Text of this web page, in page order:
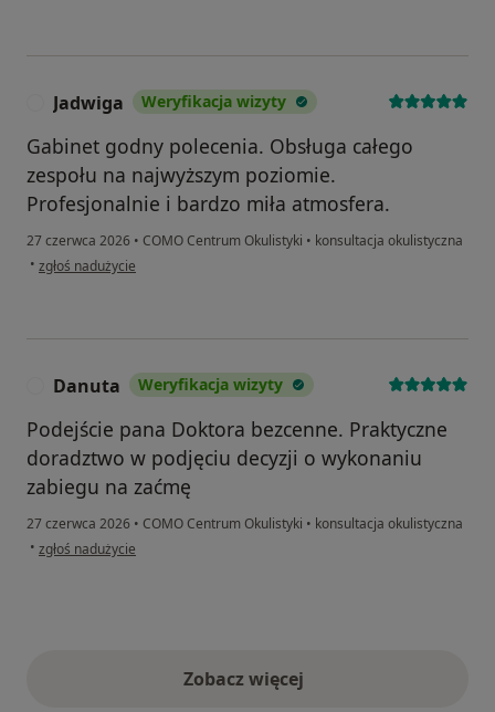
Jadwiga Weryfikacja wizyty
Gabinet godny polecenia. Obsługa całego
zespołu na najwyższym poziomie.
Profesjonalnie i bardzo miła atmosfera.
27 czerwca 2026 • COMO Centrum Okulistyki • konsultacja okulistyczna
• w opinii użytkownika Jadwiga
zgłoś nadużycie
Danuta Weryfikacja wizyty
Podejście pana Doktora bezcenne. Praktyczne
doradztwo w podjęciu decyzji o wykonaniu
zabiegu na zaćmę
27 czerwca 2026 • COMO Centrum Okulistyki • konsultacja okulistyczna
• w opinii użytkownika Danuta
zgłoś nadużycie
Zobacz więcejopinie powyżej